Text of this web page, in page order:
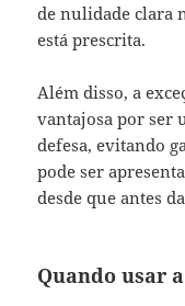
de nulidade clara
está prescrita.
Além disso, a
vantajosa por ser
defesa, evitando
pode ser
desde que antes
Quando usar